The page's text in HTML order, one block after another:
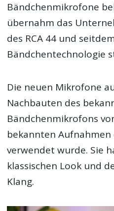
Bändchenmikrofone
übernahm das
des RCA 44 und
Bändchentechnologie
Die neuen Mikrofone
Nachbauten des
Bändchenmikrofons
bekannten Aufnahmen
verwendet wurde. Sie
klassischen Look und
Klang.